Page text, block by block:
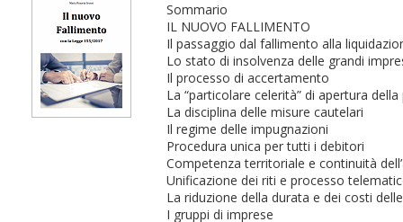
Sommario
IL NUOVO FALLIMENTO
Il passaggio dal fallimento alla
Lo stato di insolvenza delle grandi
Il processo di accertamento
La “particolare celerità” di apertura
La disciplina delle misure cautelari
Il regime delle impugnazioni
Procedura unica per tutti i debitori
Competenza territoriale e continuità
Unificazione dei riti e processo
La riduzione della durata e dei costi
I gruppi di imprese